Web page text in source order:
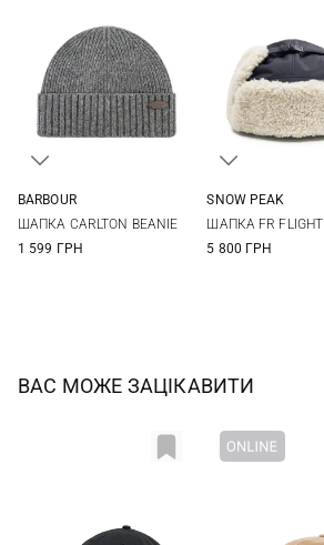
BARBOUR
ШАПКА CARLTON BEANIE
1 599 ГРН
SNOW PEAK
ШАПКА FR FLIGHT
5 800 ГРН
ВАС МОЖЕ ЗАЦІКАВИТИ